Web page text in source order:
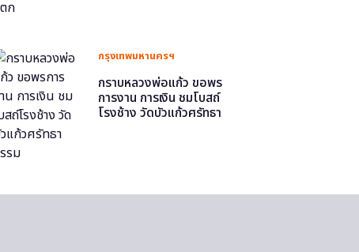
กรุงเทพมหานครฯ
กราบหลวงพ่อแก้ว ขอพร
การงาน การเงิน ชมโบสถ์
โรงช้าง วัดบัวแก้วศรัทธา